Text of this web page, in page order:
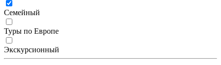
Семейный
Туры по Европе
Экскурсионный